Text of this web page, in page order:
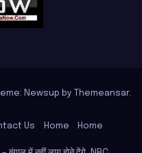
Newsup by Themeansar.
Us Home Home